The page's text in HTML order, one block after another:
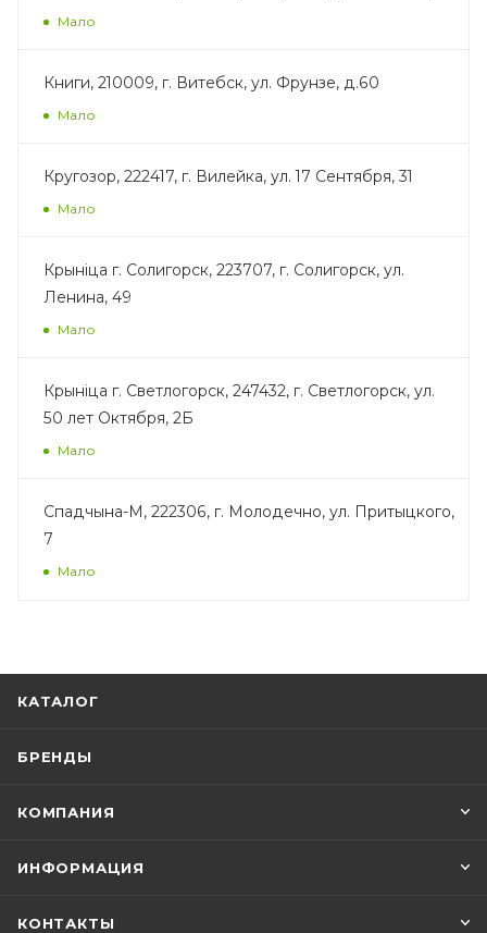
Мало
Книги, 210009, г. Витебск, ул. Фрунзе, д.60
Мало
Кругозор, 222417, г. Вилейка, ул. 17 Сентября, 31
Мало
Крынiца г. Солигорск, 223707, г. Солигорск, ул.
Ленина, 49
Мало
Крыніца г. Светлогорск, 247432, г. Светлогорск, ул.
50 лет Октября, 2Б
Мало
Спадчына-М, 222306, г. Молодечно, ул. Притыцкого,
7
Мало
КАТАЛОГ
БРЕНДЫ
КОМПАНИЯ
ИНФОРМАЦИЯ
КОНТАКТЫ